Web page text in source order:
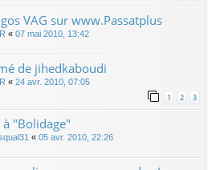
VAG sur www.Passatplus
« 07 mai 2010, 13:42
de jihedkaboudi
« 24 avr. 2010, 07:05
1 2 3
"Bolidage"
« 05 avr. 2010, 22:26